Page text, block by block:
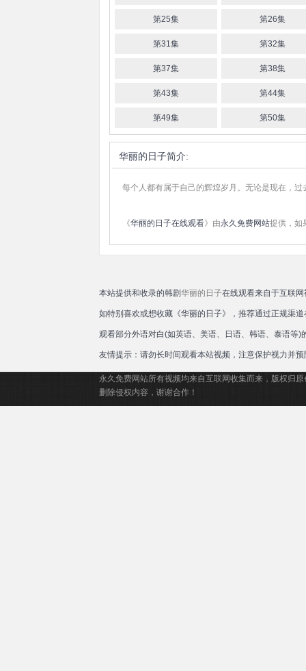
第25集 第26集
第31集 第32集
第37集 第38集
第43集 第44集
第49集 第50集
华丽的日子简介:
每个人都有属于自己的辉煌岁月。无论是现在，
《华丽的日子在线观看》由永久免费网站提供，如
本站提供和收录的韩剧华丽的日子在线观看来自于互联
如特别喜欢或想收藏《华丽的日子》，推荐通过正规渠
观看部分外语对白(如英语、美语、日语、韩语、泰语等
友情提示：请勿长时间观看本站视频，注意保护视力并预
永久免费网站所有视频均来自互联网收集而来，版权归
删除侵权内容，谢谢合作！